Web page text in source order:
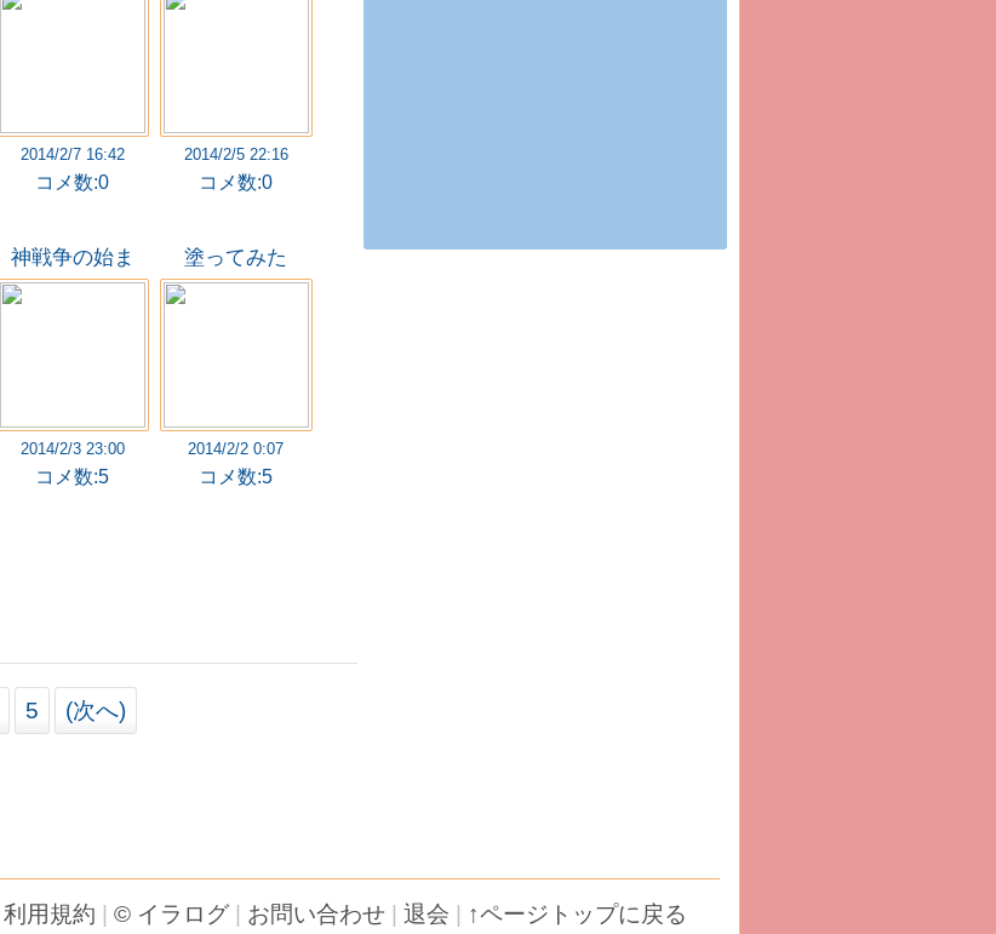
2014/2/7 16:42
コメ数:0
2014/2/5 22:16
コメ数:0
神戦争の始ま
り…【セルドア
2014/2/3 23:00
コメ数:5
塗ってみた
2014/2/2 0:07
コメ数:5
5 (次へ)
利用規約 © イラログ お問い合わせ 退会 ↑ページトップに戻る